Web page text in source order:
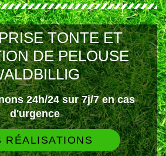
TONTE ET
DE PELOUSE
24h/24 sur 7j/7 en cas
d'urgence
RÉALISATIONS